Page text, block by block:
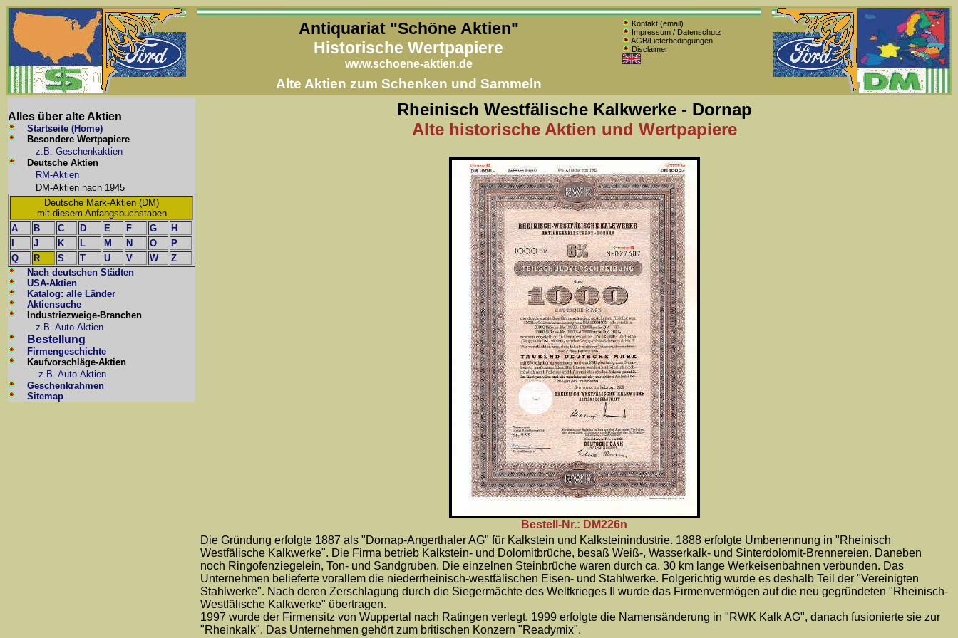
Antiquariat "Schöne Aktien"
Historische Wertpapiere
www.schoene-aktien.de
Kontakt (email)
Impressum / Datenschutz
AGB/Lieferbedingungen
Disclaimer
Alte Aktien zum Schenken und Sammeln
Alles über alte Aktien
Startseite (Home)
Besondere Wertpapiere
z.B. Geschenkaktien
Deutsche Aktien
RM-Aktien
DM-Aktien nach 1945
Deutsche Mark-Aktien (DM)
mit diesem Anfangsbuchstaben
A
B C D E F G
H
J K L M N O
P
Q
R S T U V W
Z
Nach deutschen Städten
USA-Aktien
Katalog: alle Länder
Aktiensuche
Industriezweige-Branchen
z.B. Auto-Aktien
Bestellung
Firmengeschichte
Kaufvorschläge-Aktien
z.B. Auto-Aktien
Geschenkrahmen
Sitemap
Rheinisch Westfälische Kalkwerke - Dornap
Alte historische Aktien und Wertpapiere
Bestell-Nr.: DM226n
Die Gründung erfolgte 1887 als "Dornap-Angerthaler AG" für Kalkstein und Kalksteinindustrie. 1888 erfolgte Umbenennung in "Rheinisch
Westfälische Kalkwerke". Die Firma betrieb Kalkstein- und Dolomitbrüche, besaß Weiß-, Wasserkalk- und Sinterdolomit-Brennereien. Daneben
noch Ringofenziegelein, Ton- und Sandgruben. Die einzelnen Steinbrüche waren durch ca. 30 km lange Werkeisenbahnen verbunden. Das
Unternehmen belieferte vorallem die niederrheinisch-westfälischen Eisen- und Stahlwerke. Folgerichtig wurde es deshalb Teil der "Vereinigten
Stahlwerke". Nach deren Zerschlagung durch die Siegermächte des Weltkrieges II wurde das Firmenvermögen auf die neu gegründeten "Rheinisch-
Westfälische Kalkwerke" übertragen.
1997 wurde der Firmensitz von Wuppertal nach Ratingen verlegt. 1999 erfolgte die Namensänderung in "RWK Kalk AG", danach fusionierte sie zur
"Rheinkalk". Das Unternehmen gehört zum britischen Konzern "Readymix".